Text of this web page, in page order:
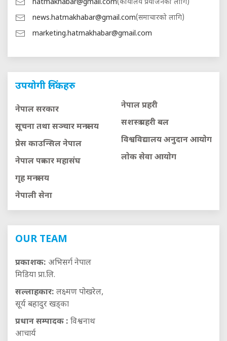
hatmakhabar@gmail.com(कार्यालय प्रयोजनको लागि)
news.hatmakhabar@gmail.com(समाचारको लागि)
marketing.hatmakhabar@gmail.com
उपयोगी लिंकहरु
नेपाल सरकार
सूचना तथा सञ्चार मन्त्रालय
प्रेस काउन्सिल नेपाल
नेपाल पत्रकार महासंघ
गृह मन्त्रालय
नेपाली सेना
नेपाल प्रहरी
सशस्त्र प्रहरी बल
विश्वविद्यालय अनुदान आयाेग
लाेक सेवा आयाेग
OUR TEAM
प्रकाशक: अभिसर्ग नेपाल
मिडिया प्रा.लि.
सल्लाहकार: लक्ष्मण पोखरेल,
सूर्य बहादुर खड्का
प्रधान सम्पादक : विश्वनाथ
आचार्य